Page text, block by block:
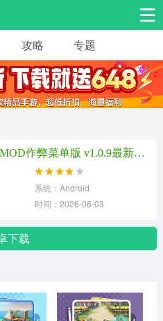
手游工具
扮演 益智休闲
攻略 专题
萌宠之森内置MOD作弊菜单版 v1.0.9最新版本
系统：Android
时间：2026-06-03
下载